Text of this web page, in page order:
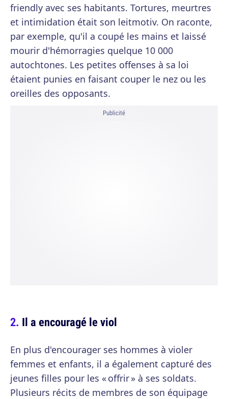
friendly avec ses habitants. Tortures, meurtres
et intimidation était son leitmotiv. On raconte,
par exemple, qu'il a coupé les mains et laissé
mourir d'hémorragies quelque 10 000
autochtones. Les petites offenses à sa loi
étaient punies en faisant couper le nez ou les
oreilles des opposants.
Publicité
Il a encouragé le viol
En plus d'encourager ses hommes à violer
femmes et enfants, il a également capturé des
jeunes filles pour les « offrir » à ses soldats.
Plusieurs récits de membres de son équipage